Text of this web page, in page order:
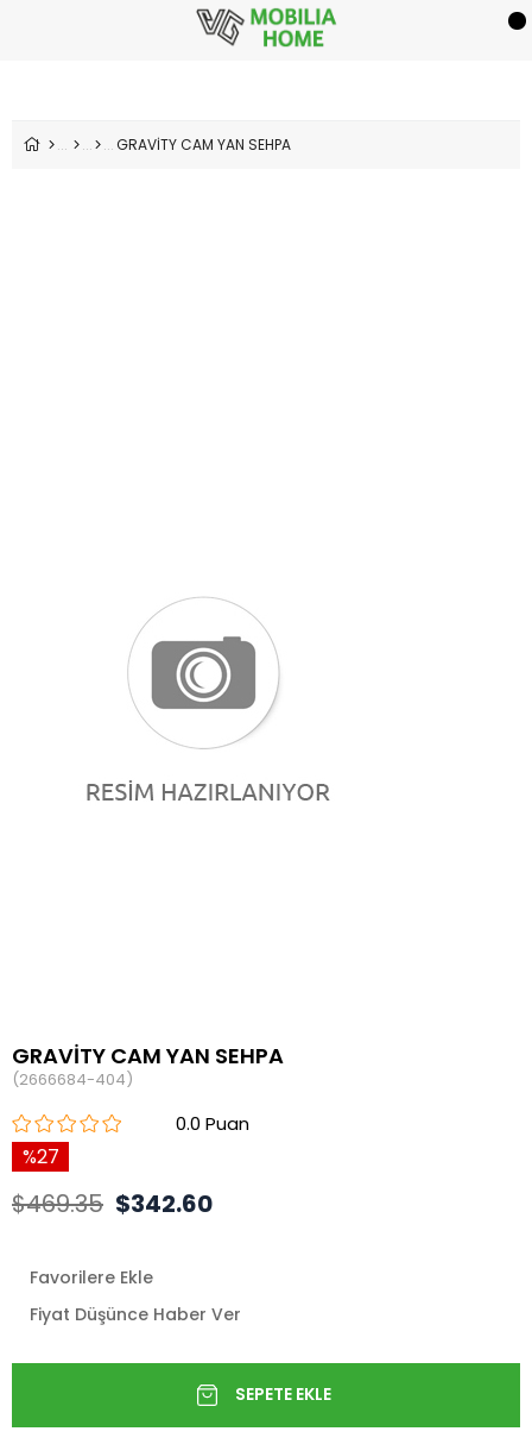
GRAVİTY CAM YAN SEHPA
GRAVİTY CAM YAN SEHPA
(2666684-404)
0.0
27
$469.35 $342.60
Favorilere Ekle
Fiyat Düşünce Haber Ver